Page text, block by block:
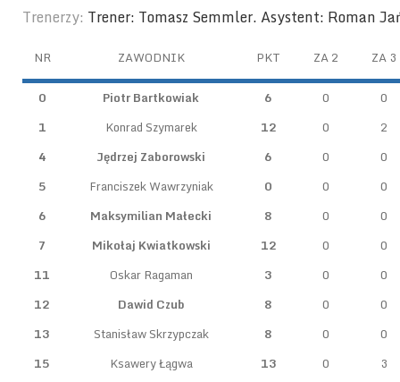
Trenerzy: Trener: Tomasz Semmler. Asystent: Roman
NR ZAWODNIK PKT ZA 2 ZA 3
0 Piotr Bartkowiak 6 0
0
1
Konrad Szymarek 12 0
2
4
Jędrzej Zaborowski 6 0
0
5
Franciszek Wawrzyniak 0 0
0
6
Maksymilian Małecki 8 0
0
7
Mikołaj Kwiatkowski 12 0
0
11
Oskar Ragaman 3 0
0
12
Dawid Czub 8 0
0
13
Stanisław Skrzypczak 8 0
0
15
Ksawery Łągwa 13 0
3